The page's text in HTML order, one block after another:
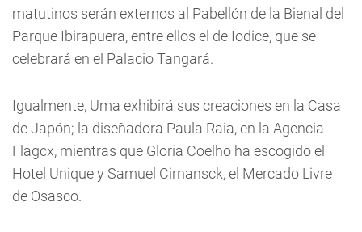
matutinos serán externos al Pabellón de la Bienal del
Parque Ibirapuera, entre ellos el de Iodice, que se
celebrará en el Palacio Tangará.
Igualmente, Uma exhibirá sus creaciones en la Casa
de Japón; la diseñadora Paula Raia, en la Agencia
Flagcx, mientras que Gloria Coelho ha escogido el
Hotel Unique y Samuel Cirnansck, el Mercado Livre
de Osasco.